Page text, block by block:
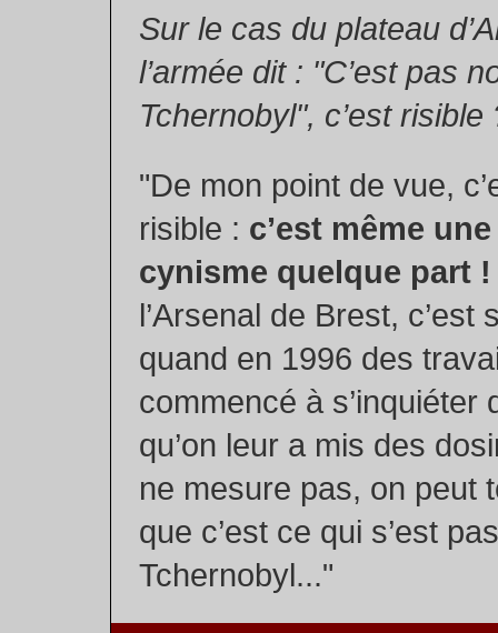
Sur le cas du plateau
l’armée dit : "C’est pas
Tchernobyl", c’est risible
"De mon point de vue,
risible : c’est même
cynisme quelque part !
l’Arsenal de Brest, c’est
quand en 1996 des
commencé à s’inquiéter
qu’on leur a mis des
ne mesure pas, on peut
que c’est ce qui s’est
Tchernobyl..."